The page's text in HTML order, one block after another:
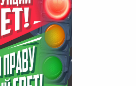
оказывающих меры социальной
социально-психологическую